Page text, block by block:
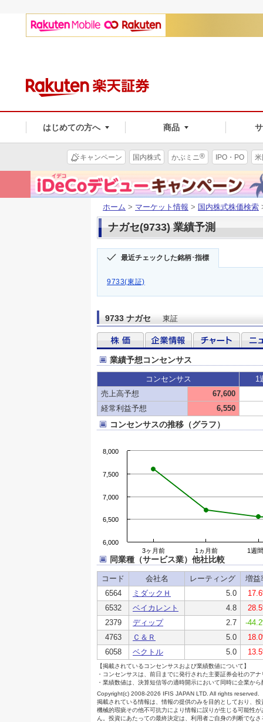
はじめての方へ 商品
キャンペーン 国内株式 かぶミニ® IPO・PO
ホーム > マーケット情報 > 国内株式株価検索
ナガセ(9733) 業績予測
最近チェックした銘柄･指標
9733(東証)
9733 ナガセ 東証